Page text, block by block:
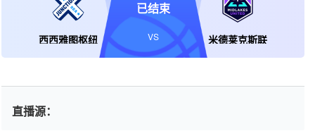
西西雅图枢纽 米德莱克斯联
已结束
VS
直播源：